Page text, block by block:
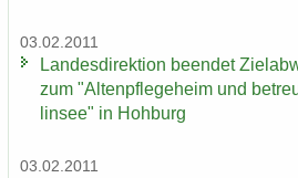
03.02.2011
Lan­des­di­rek­ti­on be­en­det
zum "Al­ten­pfle­ge­heim und
lin­see" in Hoh­burg
03.02.2011